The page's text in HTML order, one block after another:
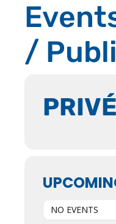
/
PRIVÉ
NO EVENTS